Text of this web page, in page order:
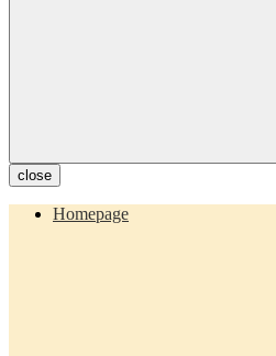
close
Homepage